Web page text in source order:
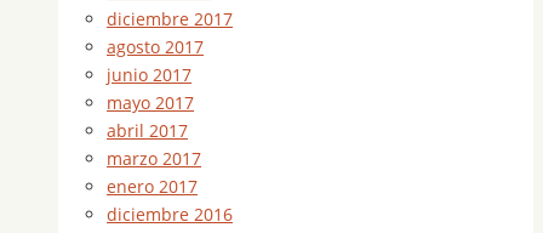
diciembre 2017
agosto 2017
junio 2017
mayo 2017
abril 2017
marzo 2017
enero 2017
diciembre 2016